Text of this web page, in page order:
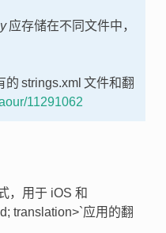
应存储在不同文件中，
strings.xml 文件和翻
11291062
，用于 iOS 和
translation>`应用的翻